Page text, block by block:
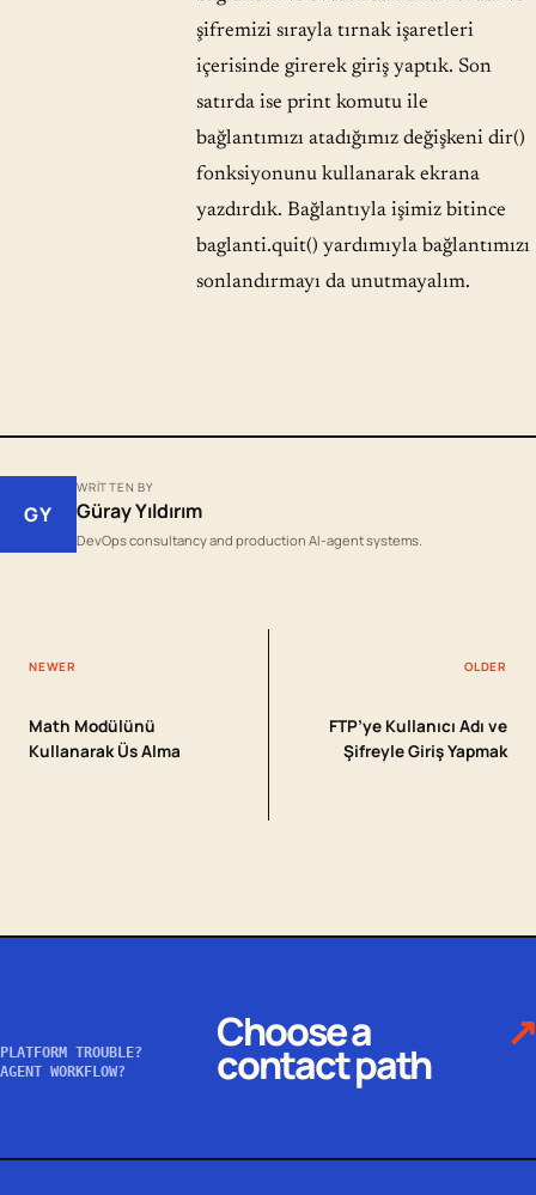
şifremizi sırayla tırnak işaretleri
içerisinde girerek giriş yaptık. Son
satırda ise print komutu ile
bağlantımızı atadığımız değişkeni dir()
fonksiyonunu kullanarak ekrana
yazdırdık. Bağlantıyla işimiz bitince
baglanti.quit() yardımıyla bağlantımızı
sonlandırmayı da unutmayalım.
GY
WRITTEN BY
Güray Yıldırım
DevOps consultancy and production AI-agent systems.
NEWER
Math Modülünü
Kullanarak Üs Alma
OLDER
FTP’ye Kullanıcı Adı ve
Şifreyle Giriş Yapmak
PLATFORM TROUBLE?
AGENT WORKFLOW?
Choose a
contact path
↗